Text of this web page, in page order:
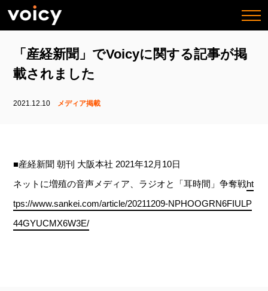
「産経新聞」でVoicyに関する記事が掲
載されました
2021.12.10 メディア掲載
■産経新聞 朝刊 大阪本社 2021年12月10日
ネットに増殖の音声メディア、ラジオと「耳時間」争奪戦ht
tps://www.sankei.com/article/20211209-NPHOOGRN6FIULP
44GYUCMX6W3E/